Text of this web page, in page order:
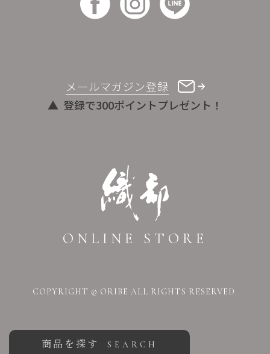
商品を探す SEARCH
ONLINE STORE
メールマガジン登録
登録で300ポイントプレゼント！
COPYRIGHT © ORIBE ALL RIGHTS RESERVED.